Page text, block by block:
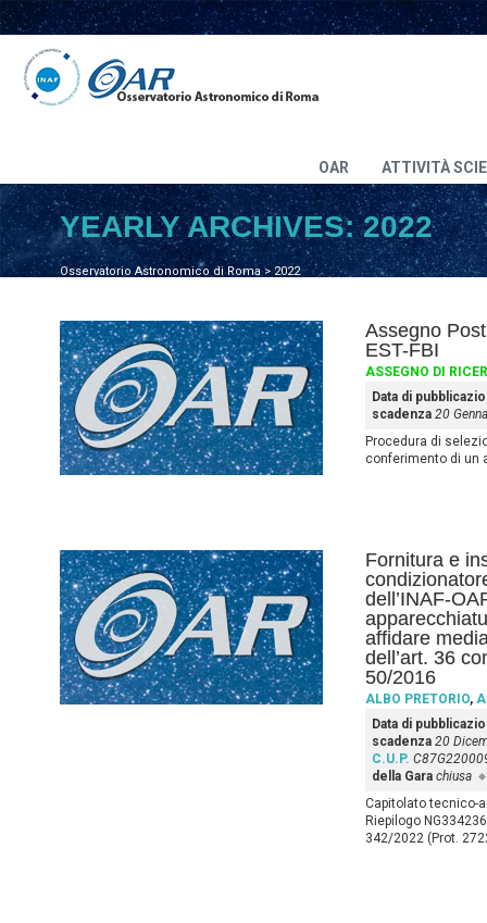
OAR ATTIVITÀ
Osservatorio Astronomico di Roma>2022
YEARLY ARCHIVES:2022
Assegno
EST-FBI
ASSEGNO DI
Data di
scadenza 20
Procedura di
conferimento di un
Fornitura e
dell’INAF-
affidare
dell’art. 36
50/2016
ALBO PRETORIO,
Data di
scadenza 20
C.U.P.
della Gara chiusa
Capitolato tecnico-
Riepilogo
342/2022 (Prot.